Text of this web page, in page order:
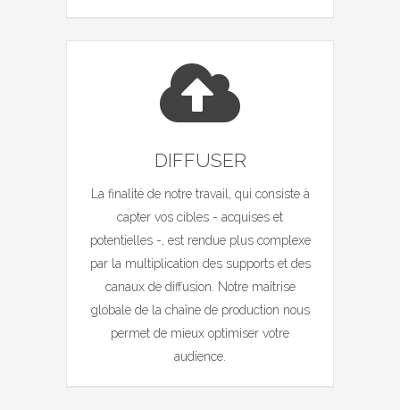
DIFFUSER
La finalité de notre travail, qui consiste à
capter vos cibles - acquises et
potentielles -, est rendue plus complexe
par la multiplication des supports et des
canaux de diffusion. Notre maîtrise
globale de la chaîne de production nous
permet de mieux optimiser votre
audience.